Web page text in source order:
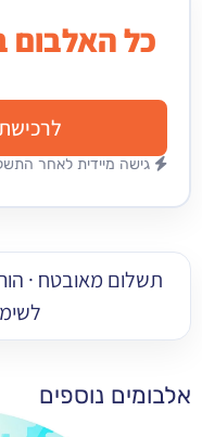
האלבום
לרכישת
מיידית לאחר התשלום
מאובטח · הורדה
לשימוש
נוספים